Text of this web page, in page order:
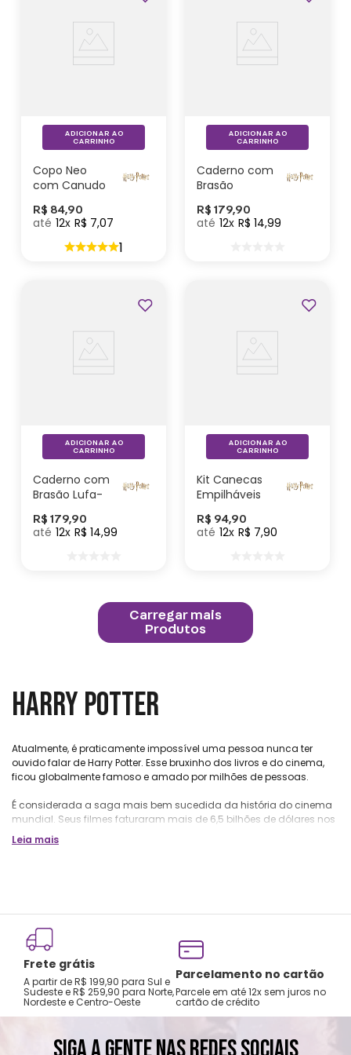
Copo Neo
com Canudo
– Harry Potter
R$ 84,90
12 R$ 7,07
1
ADICIONAR AO
CARRINHO
Caderno com
Brasão
Harry Potter
R$ 179,90
12 R$ 14,99
ADICIONAR AO
CARRINHO
Caderno com
Brasão Lufa-
Potter
R$ 179,90
12 R$ 14,99
ADICIONAR AO
CARRINHO
Kit Canecas
Empilháveis
Blue
R$ 94,90
12 R$ 7,90
ADICIONAR AO
CARRINHO
HARRY POTTER
Atualmente, é praticamente impossível uma pessoa nunca ter
ouvido falar de Harry Potter. Esse bruxinho dos livros e do cinema,
ficou globalmente famoso e amado por milhões de pessoas.
É considerada a saga mais bem sucedida da história do cinema
mundial. Seus filmes faturaram mais de 6,5 bilhões de dólares nos
cinemas do mundo todo e somaram 12 indicações ao Oscar.
Uma pesquisa do Kids and Family Reading Report feita em 2016, da
editora americana Scholastic, revelou que 51% dos jovens de até 17
anos que liam Harry Potter não liam livros por diversão, mas
passaram a ler depois da saga.
E 76% dos pais desses jovens afirmaram que os filhos começaram
a ter um melhor desempenho na escola depois de lerem HP.
Deduzindo, a série formou uma geração inteira de leitores.
Resumidamente, a história narra a vida de Harry Potter, filho único
Leia mais
Frete grátis
A partir de R$ 199,90 para Sul e
Sudeste e R$ 259,90 para Norte,
Nordeste e Centro-Oeste
Parcelamento no cartão
Parcele em até 12x sem juros no
cartão de crédito